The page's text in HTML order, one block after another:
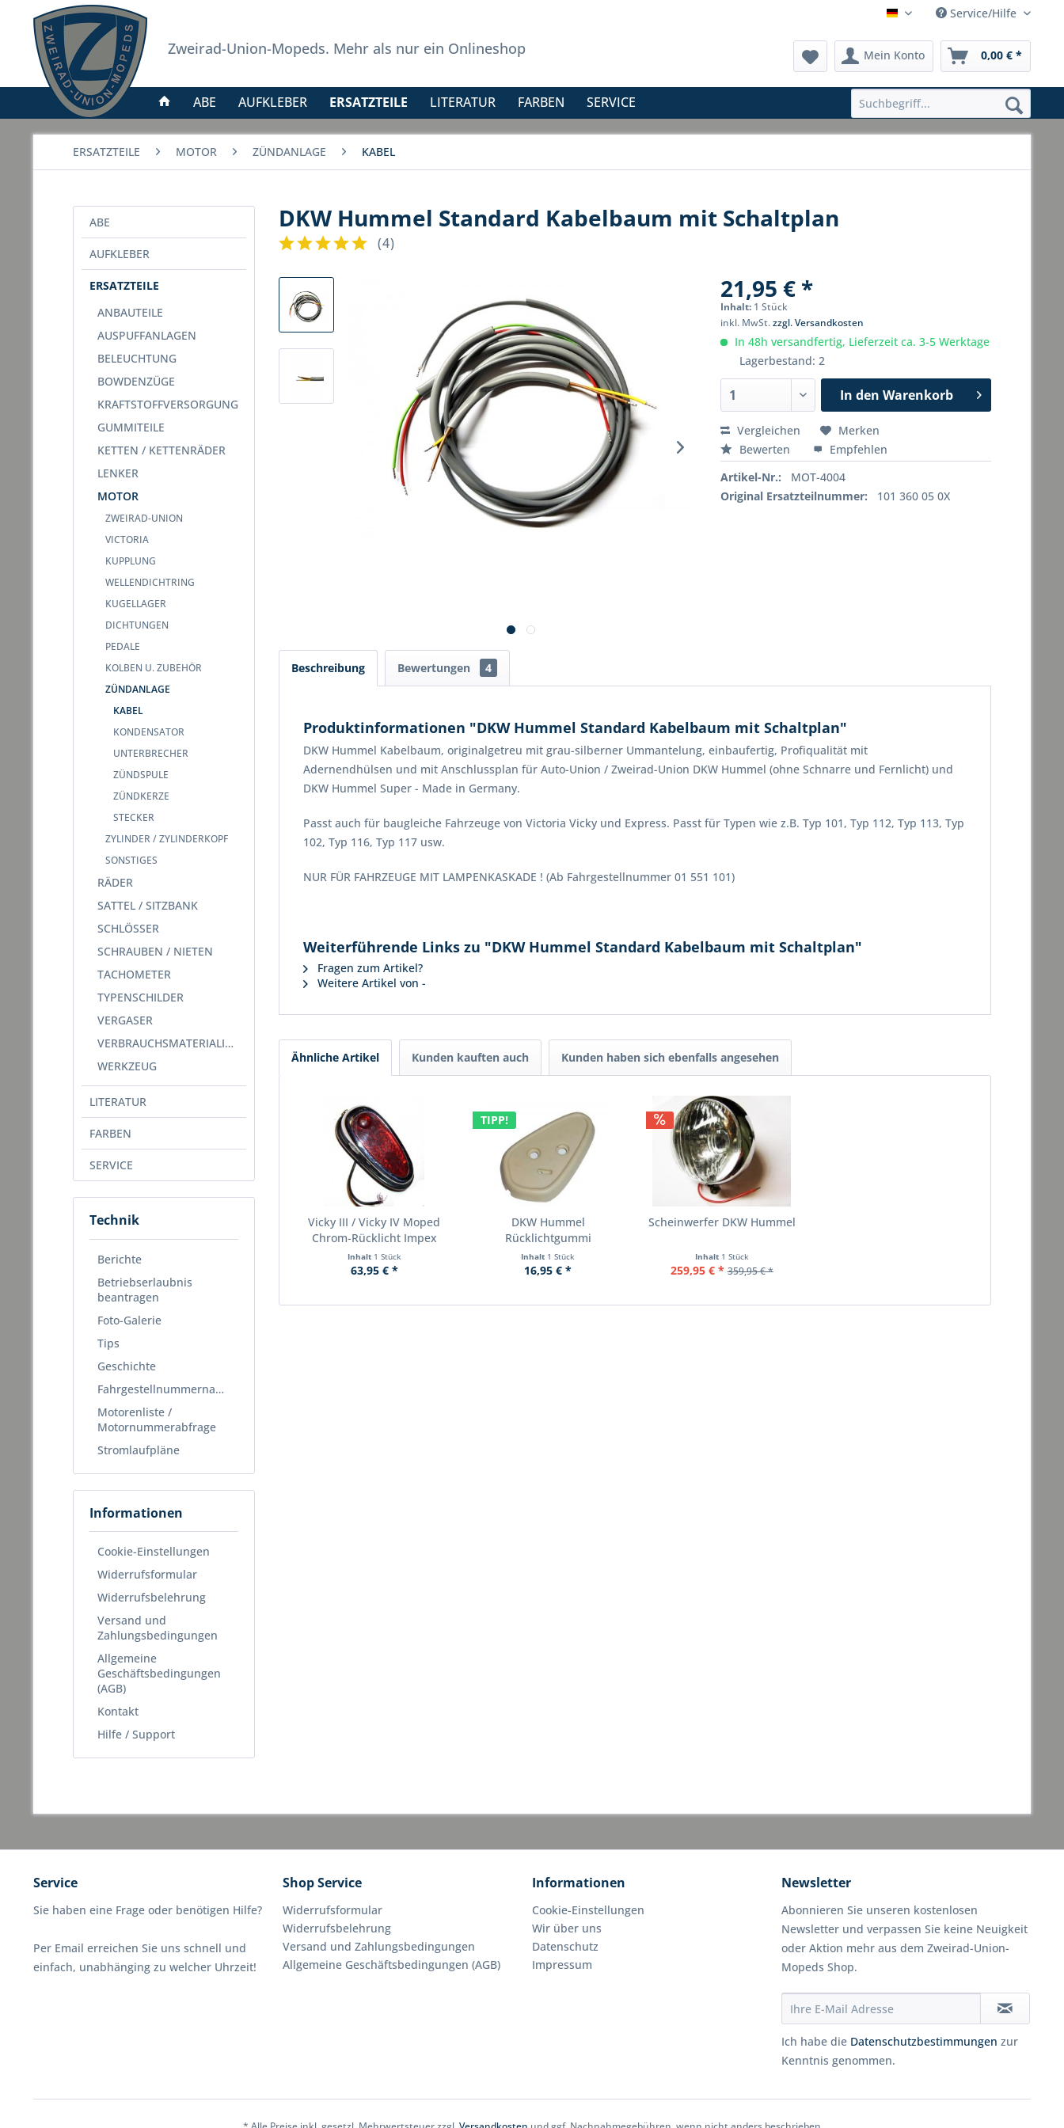
Hauptshop Deutsch
Service/Hilfe
Zweirad-Union-Mopeds. Mehr als nur ein Onlineshop Mein Konto 0,00 € *
ABE AUFKLEBER ERSATZTEILE LITERATUR FARBEN SERVICE
ERSATZTEILE MOTOR ZÜNDANLAGE KABEL
ABE
AUFKLEBER
ERSATZTEILE
ANBAUTEILE
AUSPUFFANLAGEN
BELEUCHTUNG
BOWDENZÜGE
KRAFTSTOFFVERSORGUNG
GUMMITEILE
KETTEN / KETTENRÄDER
LENKER
MOTOR
ZWEIRAD-UNION
VICTORIA
KUPPLUNG
WELLENDICHTRING
KUGELLAGER
DICHTUNGEN
PEDALE
KOLBEN U. ZUBEHÖR
ZÜNDANLAGE
KABEL
KONDENSATOR
UNTERBRECHER
ZÜNDSPULE
ZÜNDKERZE
STECKER
ZYLINDER / ZYLINDERKOPF
SONSTIGES
RÄDER
SATTEL / SITZBANK
SCHLÖSSER
SCHRAUBEN / NIETEN
TACHOMETER
TYPENSCHILDER
VERGASER
VERBRAUCHSMATERIALIEN
WERKZEUG
LITERATUR
FARBEN
SERVICE
Technik
Berichte
Betriebserlaubnis
beantragen
Foto-Galerie
Tips
Geschichte
Fahrgestellnummernabfrage
Motorenliste /
Motornummerabfrage
Stromlaufpläne
Informationen
Cookie-Einstellungen
Widerrufsformular
Widerrufsbelehrung
Versand und
Zahlungsbedingungen
Allgemeine
Geschäftsbedingungen
(AGB)
Kontakt
Hilfe / Support
DKW Hummel Standard Kabelbaum mit Schaltplan
(4)
21,95 € *
Inhalt: 1 Stück
inkl. MwSt.zzgl. Versandkosten
In 48h versandfertig, Lieferzeit ca. 3-5 Werktage
Lagerbestand: 2
In den Warenkorb
Vergleichen
Merken
Bewerten
Empfehlen
Artikel-Nr.:
MOT-4004
Original Ersatzteilnummer:
101 360 05 0X
Beschreibung Bewertungen 4
Produktinformationen "DKW Hummel Standard Kabelbaum mit Schaltplan"
DKW Hummel Kabelbaum, originalgetreu mit grau-silberner Ummantelung, einbaufertig, Profiqualität mit
Adernendhülsen und mit Anschlussplan für Auto-Union / Zweirad-Union DKW Hummel (ohne Schnarre und Fernlicht) und
DKW Hummel Super - Made in Germany.
Passt auch für baugleiche Fahrzeuge von Victoria Vicky und Express. Passt für Typen wie z.B. Typ 101, Typ 112, Typ 113, Typ
102, Typ 116, Typ 117 usw.
NUR FÜR FAHRZEUGE MIT LAMPENKASKADE ! (Ab Fahrgestellnummer 01 551 101)
Weiterführende Links zu "DKW Hummel Standard Kabelbaum mit Schaltplan"
Fragen zum Artikel?
Weitere Artikel von -
Ähnliche Artikel Kunden kauften auch Kunden haben sich ebenfalls angesehen
Vicky III / Vicky IV Moped
Chrom-Rücklicht Impex
Inhalt 1 Stück
63,95 € *
TIPP!
DKW Hummel
Rücklichtgummi
Inhalt 1 Stück
16,95 € *
Scheinwerfer DKW Hummel
Inhalt 1 Stück
259,95 € * 359,95 € *
Service
Sie haben eine Frage oder benötigen Hilfe?
Per Email erreichen Sie uns schnell und
einfach, unabhänging zu welcher Uhrzeit!
Shop Service
Widerrufsformular
Widerrufsbelehrung
Versand und Zahlungsbedingungen
Allgemeine Geschäftsbedingungen (AGB)
Informationen
Cookie-Einstellungen
Wir über uns
Datenschutz
Impressum
Newsletter
Abonnieren Sie unseren kostenlosen
Newsletter und verpassen Sie keine Neuigkeit
oder Aktion mehr aus dem Zweirad-Union-
Mopeds Shop.
Ich habe die Datenschutzbestimmungen zur
Kenntnis genommen.